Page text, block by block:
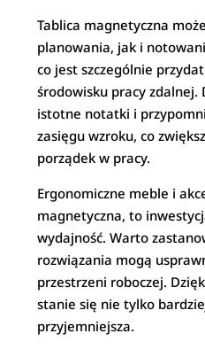
Tablica magnetyczna
planowania, jak i
co jest szczególnie
środowisku pracy zdalnej.
istotne notatki i
zasięgu wzroku, co
porządek w pracy.
Ergonomiczne meble i
magnetyczna, to
wydajność. Warto
rozwiązania mogą
przestrzeni roboczej.
stanie się nie tylko
przyjemniejsza.